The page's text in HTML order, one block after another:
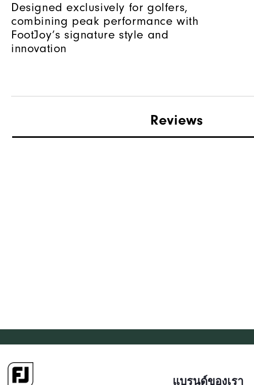
Designed exclusively for golfers,
combining peak performance with
FootJoy’s signature style and
innovation
Reviews
แบรนด์ของเรา